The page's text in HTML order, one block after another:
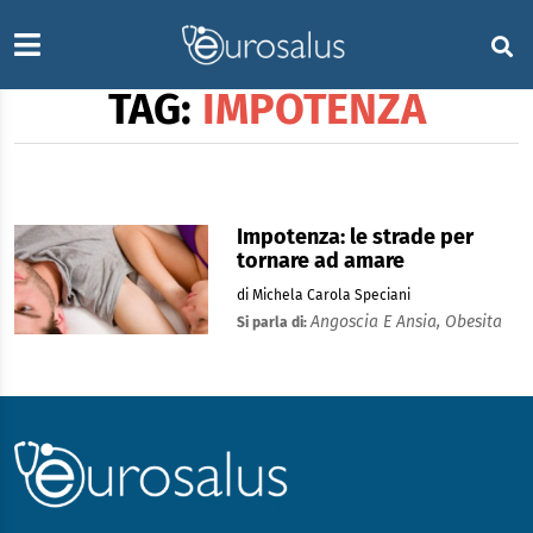
TAG: IMPOTENZA
Impotenza: le strade per
tornare ad amare
di Michela Carola Speciani
Si parla di:Angoscia E Ansia, Obesita